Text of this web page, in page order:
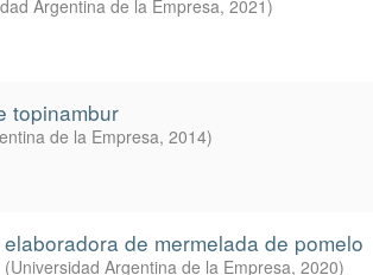
Argentina de la Empresa, 2021)
topinambur
de la Empresa, 2014)
de mermelada de pomelo
(Universidad Argentina de la Empresa, 2020)